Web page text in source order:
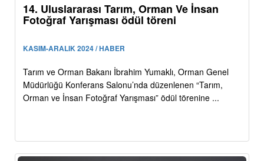
14. Uluslararası Tarım, Orman Ve İnsan
Fotoğraf Yarışması ödül töreni
KASIM-ARALIK 2024 / HABER
Tarım ve Orman Bakanı İbrahim Yumaklı, Orman Genel
Müdürlüğü Konferans Salonu’nda düzenlenen “Tarım,
Orman ve İnsan Fotoğraf Yarışması” ödül törenine ...